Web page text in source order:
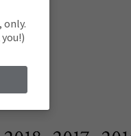
only.